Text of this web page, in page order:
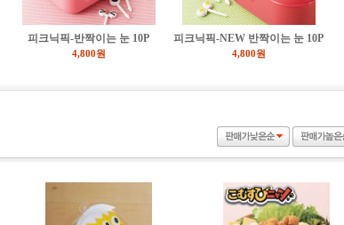
피크닉픽-반짝이는 눈 10P
4,800원
피크닉픽-NEW 반짝이는 눈 10P
4,800원